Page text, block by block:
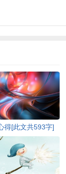
得[此文共593字]